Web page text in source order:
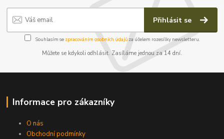
Přihlásit se
Souhlasím se zpracováním osobních údajůza účelem rozesílky newsletteru.
Můžete se kdykoli odhlásit. Zasíláme jednou za 14 dní.
Informace pro zákazníky
O nás
Obchodní podmínky